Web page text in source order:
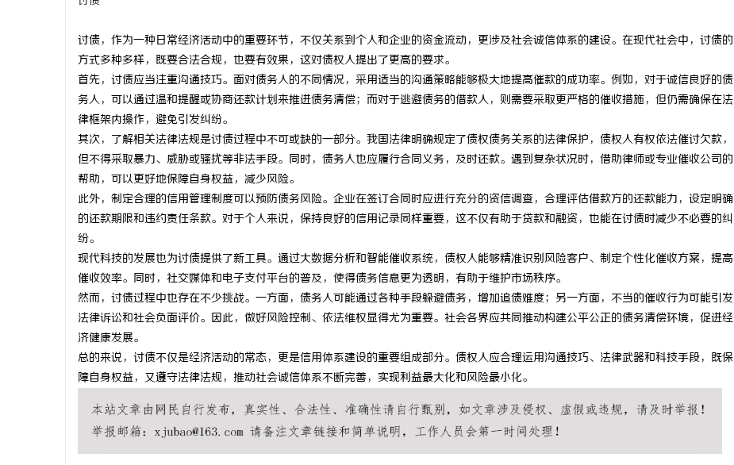
讨债，作为一种日常经济活动中的重要环节，不仅关系到个人和企业的资金流动，更涉及社会诚信体系的建设。在现代社会中，讨债的
方式多种多样，既要合法合规，也要有效果，这对债权人提出了更高的要求。
首先，讨债应当注重沟通技巧。面对债务人的不同情况，采用适当的沟通策略能够极大地提高催款的成功率。例如，对于诚信良好的债
务人，可以通过温和提醒或协商还款计划来推进债务清偿；而对于逃避债务的借款人，则需要采取更严格的催收措施，但仍需确保在法
律框架内操作，避免引发纠纷。
其次，了解相关法律法规是讨债过程中不可或缺的一部分。我国法律明确规定了债权债务关系的法律保护，债权人有权依法催讨欠款，
但不得采取暴力、威胁或骚扰等非法手段。同时，债务人也应履行合同义务，及时还款。遇到复杂状况时，借助律师或专业催收公司的
帮助，可以更好地保障自身权益，减少风险。
此外，制定合理的信用管理制度可以预防债务风险。企业在签订合同时应进行充分的资信调查，合理评估借款方的还款能力，设定明确
的还款期限和违约责任条款。对于个人来说，保持良好的信用记录同样重要，这不仅有助于贷款和融资，也能在讨债时减少不必要的纠
纷。
现代科技的发展也为讨债提供了新工具。通过大数据分析和智能催收系统，债权人能够精准识别风险客户、制定个性化催收方案，提高
催收效率。同时，社交媒体和电子支付平台的普及，使得债务信息更为透明，有助于维护市场秩序。
然而，讨债过程中也存在不少挑战。一方面，债务人可能通过各种手段躲避债务，增加追债难度；另一方面，不当的催收行为可能引发
法律诉讼和社会负面评价。因此，做好风险控制、依法维权显得尤为重要。社会各界应共同推动构建公平公正的债务清偿环境，促进经
济健康发展。
总的来说，讨债不仅是经济活动的常态，更是信用体系建设的重要组成部分。债权人应合理运用沟通技巧、法律武器和科技手段，既保
障自身权益，又遵守法律法规，推动社会诚信体系不断完善，实现利益最大化和风险最小化。